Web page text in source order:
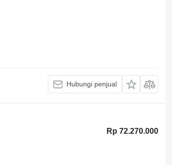
Hubungi penjual
Rp 72.270.000